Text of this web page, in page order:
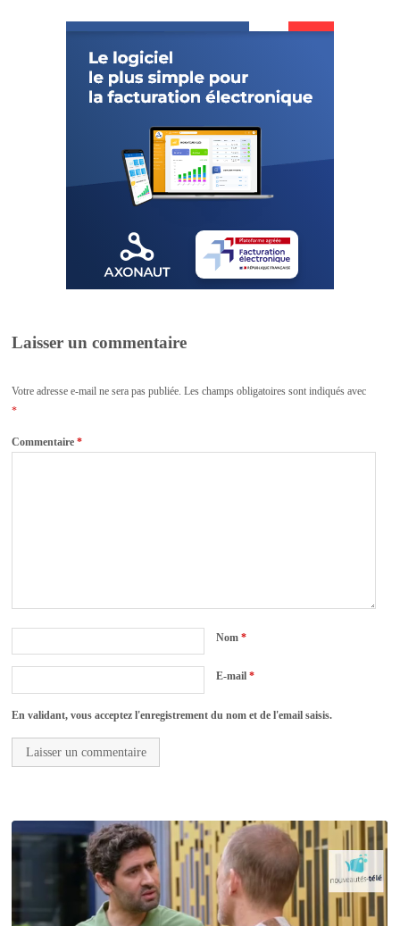
Laisser un commentaire
Votre adresse e-mail ne sera pas publiée. Les champs obligatoires sont indiqués avec
*
Commentaire*
Nom*
E-mail*
En validant, vous acceptez l'enregistrement du nom et de l'email saisis.